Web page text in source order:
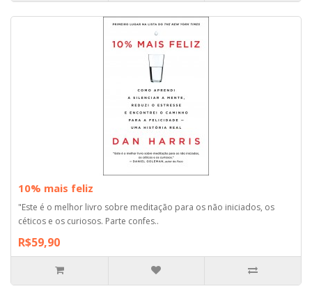
10% mais feliz
"Este é o melhor livro sobre meditação para os não iniciados, os
céticos e os curiosos. Parte confes..
R$59,90